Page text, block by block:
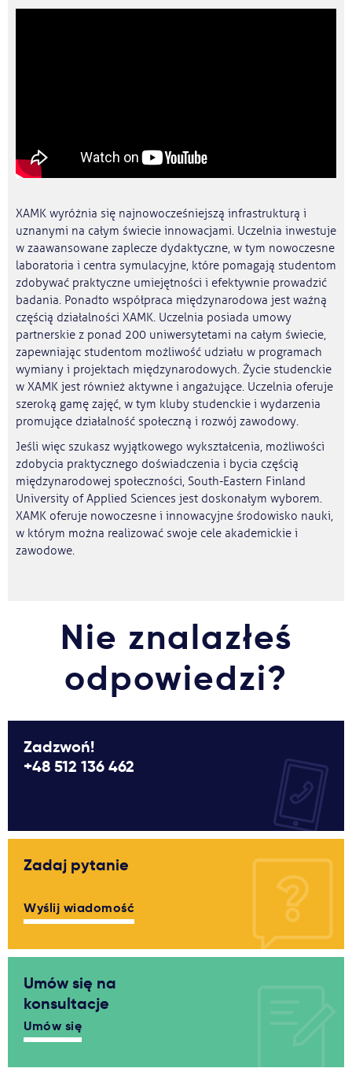
XAMK wyróżnia się najnowocześniejszą infrastrukturą i
uznanymi na całym świecie innowacjami. Uczelnia inwestuje
w zaawansowane zaplecze dydaktyczne, w tym nowoczesne
laboratoria i centra symulacyjne, które pomagają studentom
zdobywać praktyczne umiejętności i efektywnie prowadzić
badania. Ponadto współpraca międzynarodowa jest ważną
częścią działalności XAMK. Uczelnia posiada umowy
partnerskie z ponad 200 uniwersytetami na całym świecie,
zapewniając studentom możliwość udziału w programach
wymiany i projektach międzynarodowych. Życie studenckie
w XAMK jest również aktywne i angażujące. Uczelnia oferuje
szeroką gamę zajęć, w tym kluby studenckie i wydarzenia
promujące działalność społeczną i rozwój zawodowy.
Jeśli więc szukasz wyjątkowego wykształcenia, możliwości
zdobycia praktycznego doświadczenia i bycia częścią
międzynarodowej społeczności, South-Eastern Finland
University of Applied Sciences jest doskonałym wyborem.
XAMK oferuje nowoczesne i innowacyjne środowisko nauki,
w którym można realizować swoje cele akademickie i
zawodowe.
Nie znalazłeś
odpowiedzi?
Zadzwoń!
+48 512 136 462
Zadaj pytanie
Wyślij wiadomość
Umów się na
konsultacje
Umów się